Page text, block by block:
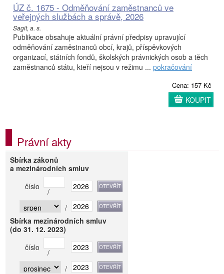
ÚZ č. 1675 - Odměňování zaměstnanců ve
veřejných službách a správě, 2026
Sagit, a. s.
Publikace obsahuje aktuální právní předpisy upravující
odměňování zaměstnanců obcí, krajů, příspěvkových
organizací, státních fondů, školských právnických osob a těch
zaměstnanců státu, kteří nejsou v režimu ... pokračování
Cena: 157 Kč
KOUPIT
Právní akty
Sbírka zákonů
a mezinárodních smluv
číslo
/
/
Sbírka mezinárodních smluv
(do 31. 12. 2023)
číslo
/
/